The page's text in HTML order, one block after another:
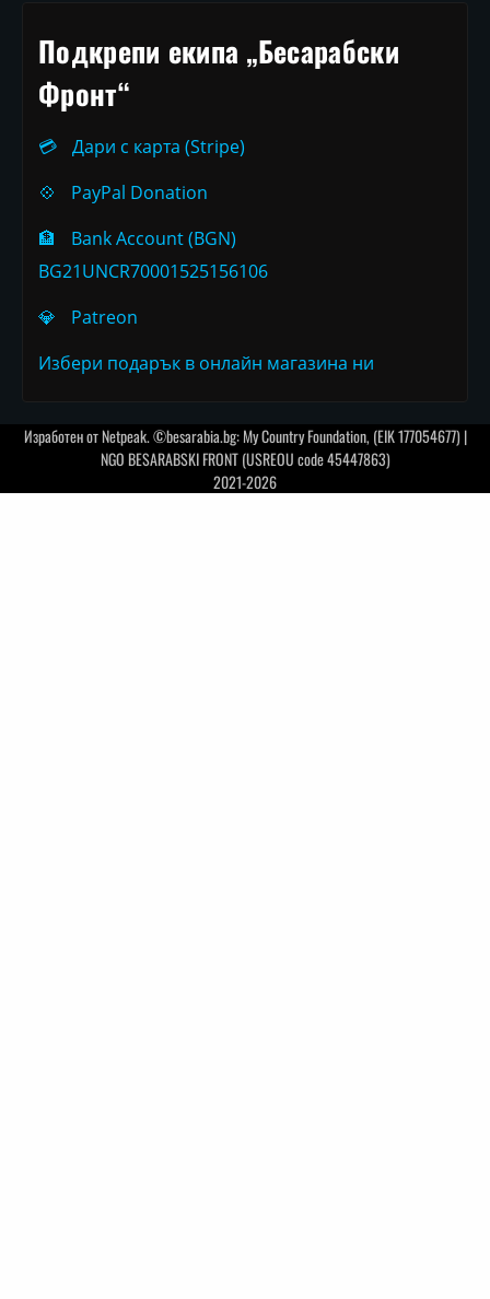
Подкрепи екипа „Бесарабски
Фронт“
💳
Дари с карта (Stripe)
💠
PayPal Donation
🏦
Bank Account (BGN)
BG21UNCR70001525156106
💎
Patreon
Избери подарък в онлайн магазина ни
Изработен отNetpeak. ©besarabia.bg: My Country Foundation, (EIK 177054677) |
NGO BESARABSKI FRONT (USREOU code 45447863)
2021-2026